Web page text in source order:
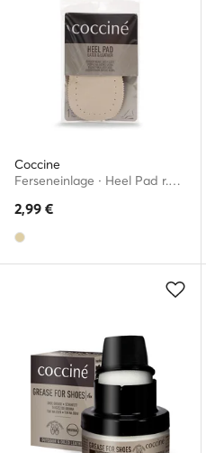
Coccine
Ferseneinlage · Heel Pad r.M 665/94AZ
2,99 €